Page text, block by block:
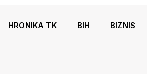
HRONIKA TK BIH BIZNIS